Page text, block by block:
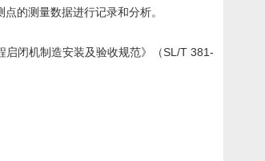
的测量数据进行记录和分析。
闭机制造安装及验收规范》（SL/T 381-